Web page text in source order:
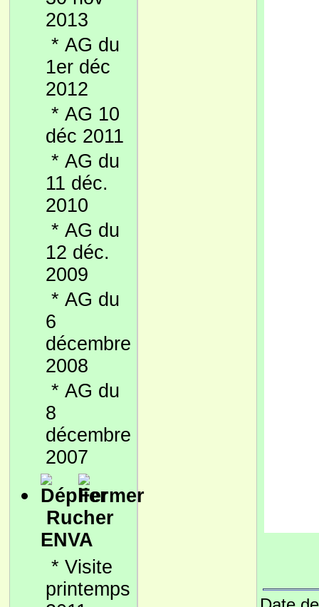
2013
* AG du
1er déc
2012
* AG 10
déc 2011
* AG du
11 déc.
2010
* AG du
12 déc.
2009
* AG du
6
décembre
2008
* AG du
8
décembre
2007
Rucher
ENVA
* Visite
printemps